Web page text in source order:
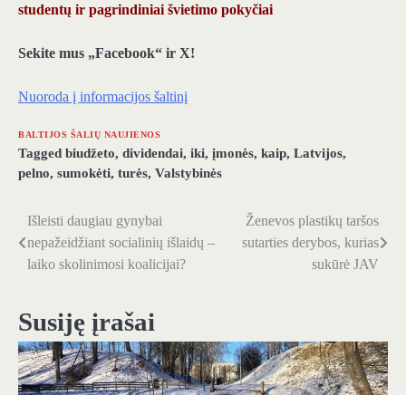
studentų ir pagrindiniai švietimo pokyčiai
Sekite mus „Facebook“ ir X!
Nuoroda į informacijos šaltinį
BALTIJOS ŠALIŲ NAUJIENOS
Tagged biudžeto, dividendai, iki, įmonės, kaip, Latvijos,
pelno, sumokėti, turės, Valstybinės
Navigacija
tarp
Išleisti daugiau gynybai
nepažeidžiant socialinių išlaidų –
laiko skolinimosi koalicijai?
Ženevos plastikų taršos
sutarties derybos, kurias
sukūrė JAV
Susiję įrašai